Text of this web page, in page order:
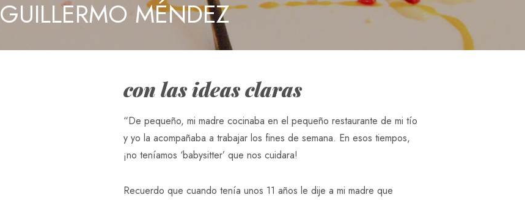
GUILLERMO MÉNDEZ
con las ideas claras
“De pequeño, mi madre cocinaba en el pequeño restaurante de mi tío
y yo la acompañaba a trabajar los fines de semana. En esos tiempos,
¡no teníamos ‘babysitter’ que nos cuidara!
Recuerdo que cuando tenía unos 11 años le dije a mi madre que